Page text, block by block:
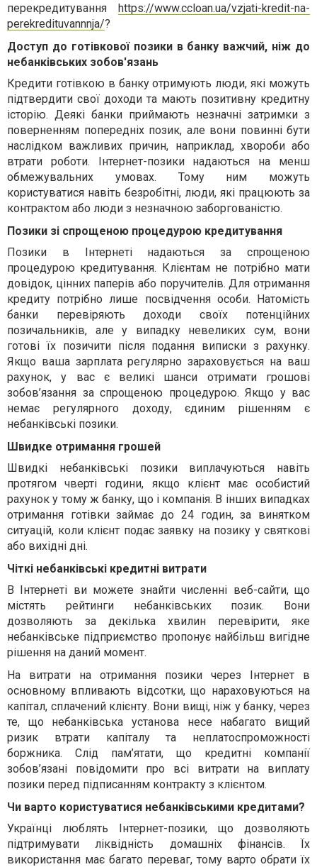
перекредитування https://www.ccloan.ua/vzjati-kredit-na-
perekredituvannnja/?
Доступ до готівкової позики в банку важчий, ніж до
небанківських зобов'язань
Кредити готівкою в банку отримують люди, які можуть
підтвердити свої доходи та мають позитивну кредитну
історію. Деякі банки приймають незначні затримки з
поверненням попередніх позик, але вони повинні бути
наслідком важливих причин, наприклад, хвороби або
втрати роботи. Інтернет-позики надаються на менш
обмежувальних умовах. Тому ним можуть
користуватися навіть безробітні, люди, які працюють за
контрактом або люди з незначною заборгованістю.
Позики зі спрощеною процедурою кредитування
Позики в Інтернеті надаються за спрощеною
процедурою кредитування. Клієнтам не потрібно мати
довідок, цінних паперів або поручителів. Для отримання
кредиту потрібно лише посвідчення особи. Натомість
банки перевіряють доходи своїх потенційних
позичальників, але у випадку невеликих сум, вони
готові їх позичити після подання виписки з рахунку.
Якщо ваша зарплата регулярно зараховується на ваш
рахунок, у вас є великі шанси отримати грошові
зобов’язання за спрощеною процедурою. Якщо у вас
немає регулярного доходу, єдиним рішенням є
небанківські позики.
Швидке отримання грошей
Швидкі небанківські позики виплачуються навіть
протягом чверті години, якщо клієнт має особистий
рахунок у тому ж банку, що і компанія. В інших випадках
отримання готівки займає до 24 годин, за винятком
ситуацій, коли клієнт подає заявку на позику у святкові
або вихідні дні.
Чіткі небанківські кредитні витрати
В Інтернеті ви можете знайти численні веб-сайти, що
містять рейтинги небанківських позик. Вони
дозволяють за декілька хвилин перевірити, яке
небанківське підприємство пропонує найбільш вигідне
рішення на даний момент.
На витрати на отримання позики через Інтернет в
основному впливають відсотки, що нараховуються на
капітал, сплачений клієнту. Вони вищі, ніж у банку, через
те, що небанківська установа несе набагато вищий
ризик втрати капіталу та неплатоспроможності
боржника. Слід пам’ятати, що кредитні компанії
зобов’язані повідомити про всі витрати на виплату
позики перед підписанням контракту з клієнтом.
Чи варто користуватися небанківськими кредитами?
Українці люблять Інтернет-позики, що дозволяють
підтримувати ліквідність домашніх фінансів. Їх
використання має багато переваг, тому варто обрати їх